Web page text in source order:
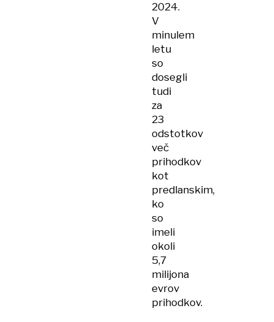
2024.
V
minulem
letu
so
dosegli
tudi
za
23
odstotkov
več
prihodkov
kot
predlanskim,
ko
so
imeli
okoli
5,7
milijona
evrov
prihodkov.